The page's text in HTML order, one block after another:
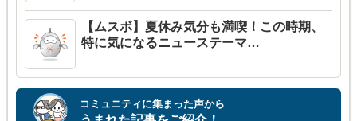
【ムスボ】夏休み気分も満喫！この時期、
特に気になるニューステーマ…
コミュニティに集まった声から